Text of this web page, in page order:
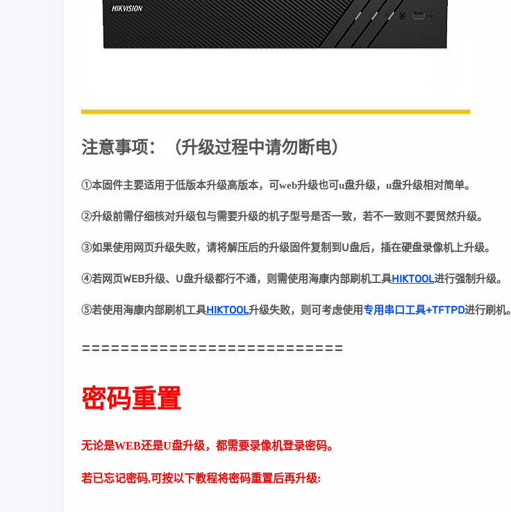
注意事项： （升级过程中请勿断电）
①本固件主要适用于低版本升级高版本，可web升级也可u盘升级，u盘升级相对简单。
②升级前需仔细核对升级包与需要升级的机子型号是否一致，若不一致则不要贸然升级。
③如果使用网页升级失败，请将解压后的升级固件复制到U盘后，插在硬盘录像机上升级。
④若网页WEB升级、U盘升级都行不通，则需使用海康内部刷机工具HIKTOOL进行强制升级。
⑤若使用海康内部刷机工具HIKTOOL升级失败，则可考虑使用专用串口工具+TFTPD进行刷机。
===========================
密码重置
无论是WEB还是U盘升级，都需要录像机登录密码。
若已忘记密码,可按以下教程将密码重置后再升级: